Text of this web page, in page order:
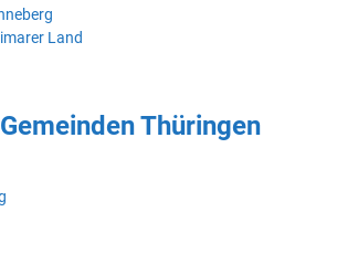
Land
Thüringen